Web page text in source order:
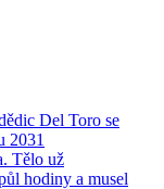
Del Toro se
2031
Tělo už
hodiny a musel